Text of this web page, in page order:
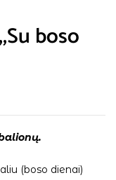
boso
(boso dienai)